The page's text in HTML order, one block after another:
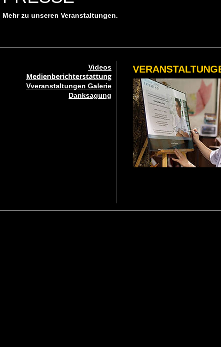
Mehr zu unseren Veranstaltungen.
Videos
Medienberichterstattung
Vveranstaltungen Galerie
Danksagung